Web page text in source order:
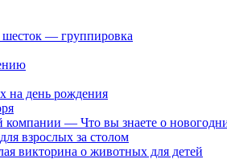
шесток — группировка
на день рождения
— Что вы знаете о
взрослых за столом
викторина о животных для детей